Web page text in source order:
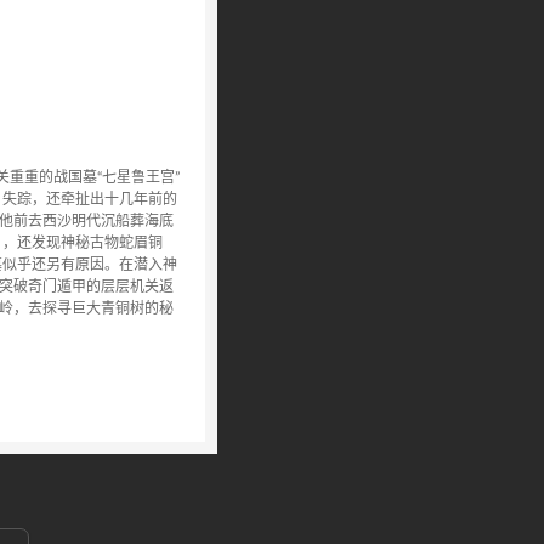
重的战国墓“七星鲁王宫”
踪，还牵扯出十几年前的
前去西沙明代沉船葬海底
还发现神秘古物蛇眉铜
乎还另有原因。在潜入神
破奇门遁甲的层层机关返
，去探寻巨大青铜树的秘